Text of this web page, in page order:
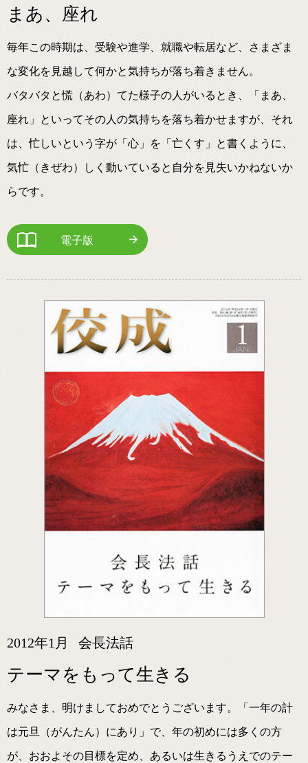
まあ、座れ
毎年この時期は、受験や進学、就職や転居など、さまざま
な変化を見越して何かと気持ちが落ち着きません。
バタバタと慌（あわ）てた様子の人がいるとき、「まあ、
座れ」といってその人の気持ちを落ち着かせますが、それ
は、忙しいという字が「心」を「亡くす」と書くように、
気忙（きぜわ）しく動いていると自分を見失いかねないか
らです。
電子版
2012年1月 会長法話
テーマをもって生きる
みなさま、明けましておめでとうございます。「一年の計
は元旦（がんたん）にあり」で、年の初めには多くの方
が、おおよその目標を定め、あるいは生きるうえでのテー